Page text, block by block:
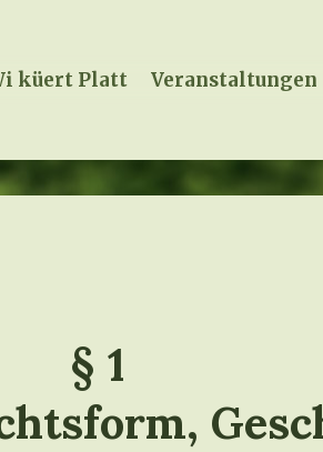
küert Platt Veranstaltungen
§ 1